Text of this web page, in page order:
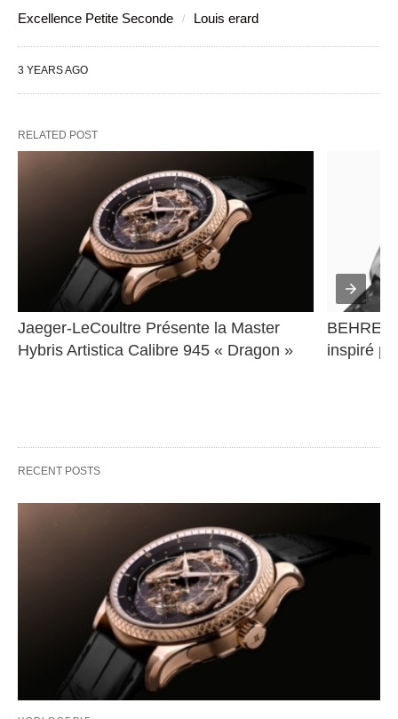
Excellence Petite Seconde Louis erard
3 YEARS AGO
RELATED POST
Jaeger-LeCoultre Présente la Master
Hybris Artistica Calibre 945 « Dragon »
inspiré
RECENT POSTS